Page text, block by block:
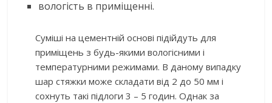
вологість в приміщенні.
Суміші на цементній основі підійдуть для
приміщень з будь-якими вологісними і
температурними режимами. В даному випадку
шар стяжки може складати від 2 до 50 мм і
сохнуть такі підлоги 3 – 5 годин. Однак за